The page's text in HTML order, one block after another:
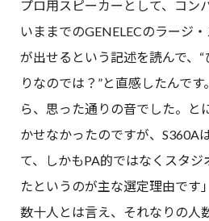
プロ用スピーカーとして、コン
いままでのGENELECのラージ
が出せるという記述を読んで、
りなのでは？”と直感したんで
ら、思った通りの音でした。と
かせなかったのですが、S360A
て、しかもPA的ではなくスタジ
たというのが主な選定理由です」
数十人とは言え、それなりの人